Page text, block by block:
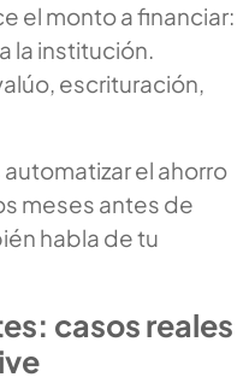
el monto a financiar:
la institución.
escrituración,
el ahorro
meses antes de
habla de tu
casos reales